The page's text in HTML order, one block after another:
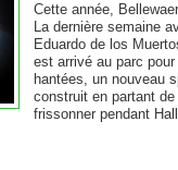
Cette année,
La dernière semaine
Eduardo de los
est arrivé au parc
hantées, un nouveau
construit en partant
frissonner pendant